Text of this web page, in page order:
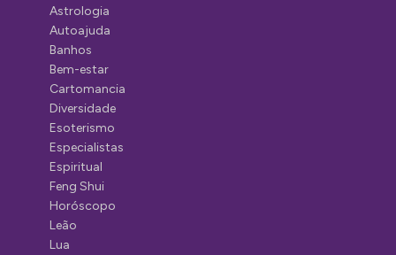
Astrologia
Autoajuda
Banhos
Bem-estar
Cartomancia
Diversidade
Esoterismo
Especialistas
Espiritual
Feng Shui
Horóscopo
Leão
Lua